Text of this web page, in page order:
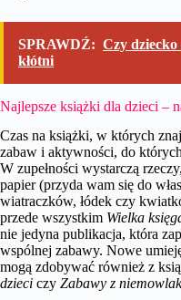
SPRAWDŹ: Czy dziecko
kłótni
Najlepsze książki dla dzieci –
Czas na książki, w których
zabaw i aktywności, do
W zupełności wystarczą
papier (przyda wam się do
wiatraczków, łódek czy
przede wszystkim Wielka
nie jedyna publikacja, która
wspólnej zabawy. Nowe
mogą zdobywać również z
dzieci czy Zabawy z